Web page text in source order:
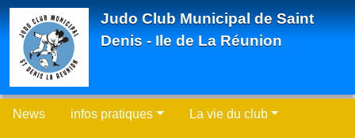
Judo Club Municipal de Saint
Denis - Ile de La Réunion
News infos pratiques La vie du club
Panneau de gestion des cookies